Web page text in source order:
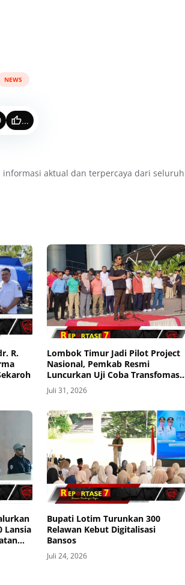
NEWS
...
aktual dan terpercaya dari seluruh
R.
Lombok Timur Jadi Pilot Project
Nasional, Pemkab Resmi
Luncurkan Uji Coba Transfomasi
Digitalisasi Bansos Lewat Portal
Perlinsos
Juli 31, 2026
Lansia
Bupati Lotim Turunkan 300
Relawan Kebut Digitalisasi
Bansos
Juli 24, 2026